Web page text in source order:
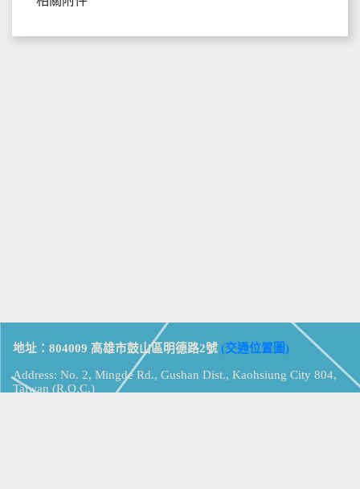
地址：804009 高雄市鼓山區明德路2號 (交通位置圖)
Address: No. 2, Mingde Rd., Gushan Dist., Kaohsiung City 804,
Taiwan (R.O.C.)